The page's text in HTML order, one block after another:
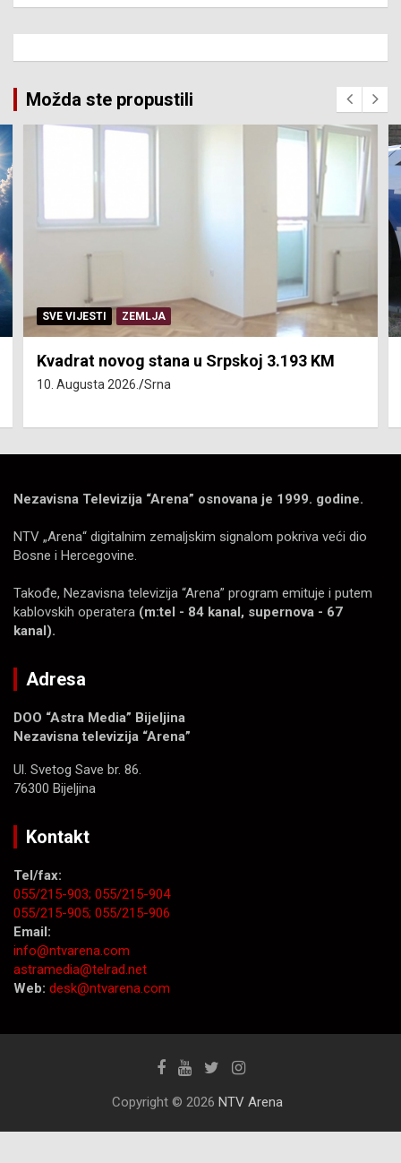
Možda ste propustili
SVE VIJESTI ZEMLJA
Kvadrat novog stana u Srpskoj 3.193 KM
10. Augusta 2026. Srna
Nezavisna Televizija “Arena” osnovana je 1999. godine.
NTV „Arena“ digitalnim zemaljskim signalom pokriva veći dio
Bosne i Hercegovine.
Takođe, Nezavisna televizija “Arena” program emituje i putem
kablovskih operatera (m:tel - 84 kanal, supernova - 67
kanal).
Adresa
DOO “Astra Media” Bijeljina
Nezavisna televizija “Arena”
Ul. Svetog Save br. 86.
76300 Bijeljina
Kontakt
Tel/fax:
055/215-903; 055/215-904
055/215-905; 055/215-906
Email:
info@ntvarena.com
astramedia@telrad.net
Web: desk@ntvarena.com
Copyright © 2026 NTV Arena